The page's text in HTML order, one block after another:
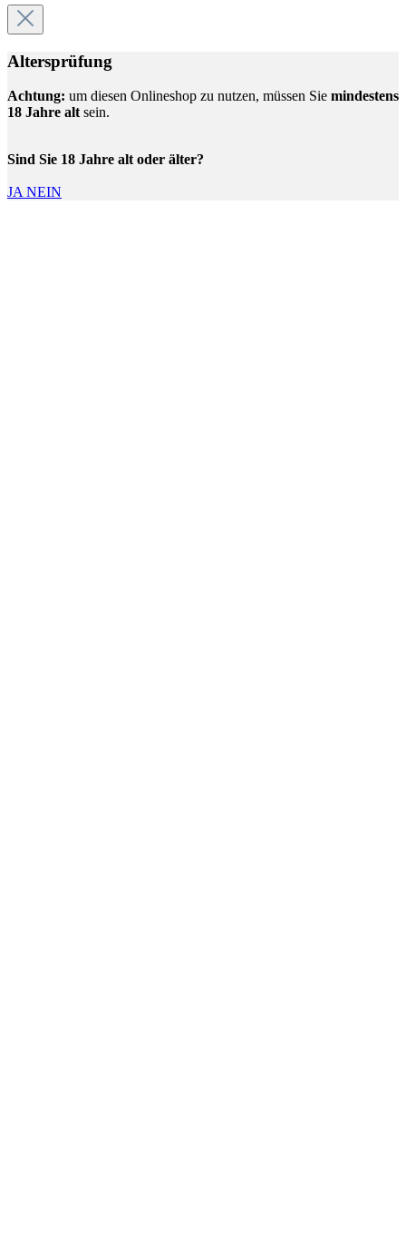
Altersprüfung
Achtung: um diesen Onlineshop zu nutzen, müssen Sie mindestens
18 Jahre alt sein.
Sind Sie 18 Jahre alt oder älter?
JA NEIN